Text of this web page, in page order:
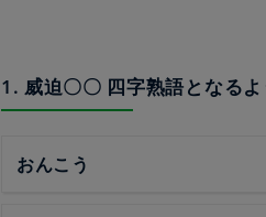
1. 威迫〇〇 四字熟語となる
おんこう